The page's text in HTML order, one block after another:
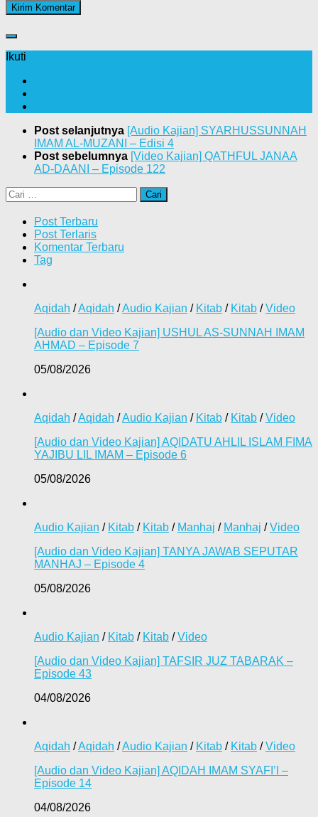
Ikuti
Post selanjutnya [Audio Kajian] SYARHUSSUNNAH
IMAM AL-MUZANI – Edisi 4
Post sebelumnya [Video Kajian] QATHFUL JANAA
AD-DAANI – Episode 122
Cari
untuk:
Post Terbaru
Post Terlaris
Komentar Terbaru
Tag
Aqidah /Aqidah /Audio Kajian / Kitab / Kitab /Video
[Audio dan Video Kajian] USHUL AS-SUNNAH IMAM
AHMAD – Episode 7
05/08/2026
Aqidah /Aqidah /Audio Kajian / Kitab / Kitab /Video
[Audio dan Video Kajian] AQIDATU AHLIL ISLAM FIMA
YAJIBU LIL IMAM – Episode 6
05/08/2026
Audio Kajian / Kitab / Kitab / Manhaj / Manhaj /Video
[Audio dan Video Kajian] TANYA JAWAB SEPUTAR
MANHAJ – Episode 4
05/08/2026
Audio Kajian / Kitab / Kitab /Video
[Audio dan Video Kajian] TAFSIR JUZ TABARAK –
Episode 43
04/08/2026
Aqidah /Aqidah /Audio Kajian / Kitab / Kitab /Video
[Audio dan Video Kajian] AQIDAH IMAM SYAFI’I –
Episode 14
04/08/2026